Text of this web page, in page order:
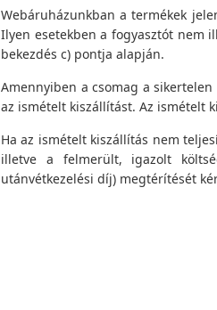
Webáruházunkban a termékek
Ilyen esetekben a fogyasztót nem
bekezdés c) pontja alapján.
Amennyiben a csomag a
az ismételt kiszállítást. Az ismételt
Ha az ismételt kiszállítás nem
illetve a felmerült, igazolt
utánvétkezelési díj) megtérítését